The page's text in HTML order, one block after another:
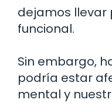
dejamos llevar
funcional.
Sin embargo,
podría estar
mental y